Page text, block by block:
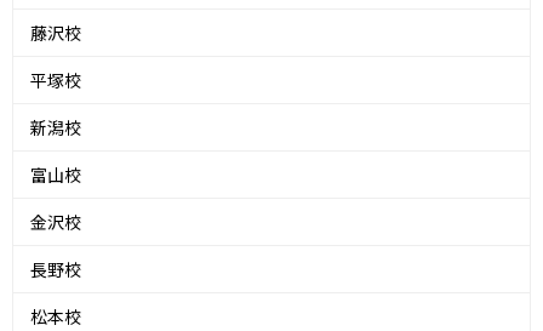
藤沢校
平塚校
新潟校
富山校
金沢校
長野校
松本校